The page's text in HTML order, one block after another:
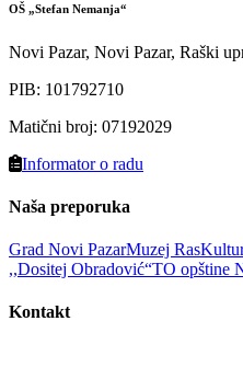
OŠ „Stefan Nemanja“
Novi Pazar, Novi Pazar, Raški
PIB: 101792710
Matični broj: 07192029
Informator o radu
Naša preporuka
Grad Novi PazarMuzej Ras
,,Dositej Obradović“TO opštine
Kontakt